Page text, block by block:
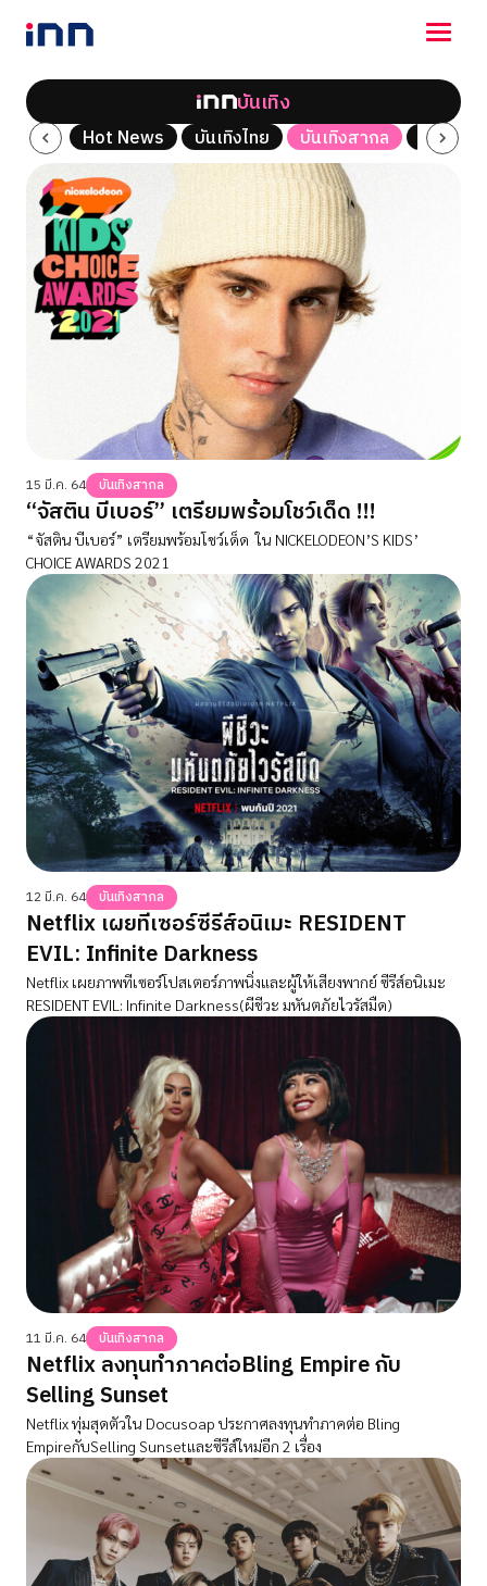
NEWS
ENTERTAINMENT
LIFESTYLE
HOROSCOPE
LOTTERY
VIDEO
ร่วมด้วยช่วยกัน
บันเทิง
ซีรี่ส์ Hot News บันเทิงไทย บันเทิงสากล เพลง
15 มี.ค. 64 บันเทิงสากล
“จัสติน บีเบอร์” เตรียมพร้อมโชว์เด็ด !!!
“จัสติน บีเบอร์” เตรียมพร้อมโชว์เด็ด ใน NICKELODEON’S KIDS’
CHOICE AWARDS 2021
12 มี.ค. 64 บันเทิงสากล
Netflix เผยทีเซอร์ซีรีส์อนิเมะ RESIDENT
EVIL: Infinite Darkness
Netflix เผยภาพทีเซอร์โปสเตอร์ภาพนิ่งและผู้ให้เสียงพากย์ ซีรีส์อนิเมะ
RESIDENT EVIL: Infinite Darkness(ผีชีวะ มหันตภัยไวรัสมืด)
11 มี.ค. 64 บันเทิงสากล
Netflix ลงทุนทำภาคต่อBling Empire กับ
Selling Sunset
Netflix ทุ่มสุดตัวใน Docusoap ประกาศลงทุนทำภาคต่อ Bling
EmpireกับSelling Sunsetและซีรีส์ใหม่อีก 2 เรื่อง